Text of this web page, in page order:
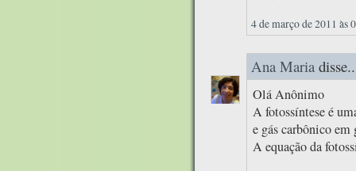
4 de março de 2011 às
Ana Maria
Olá Anônimo
A fotossíntese é
e gás carbônico
A equação da